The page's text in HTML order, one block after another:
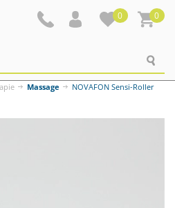
0 0
Massage
NOVAFON Sensi-Roller